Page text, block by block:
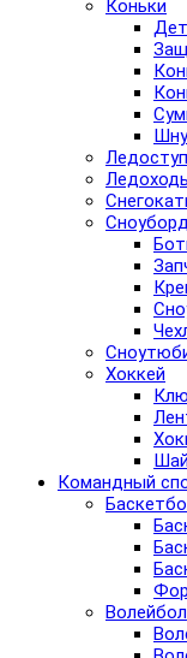
Коньки
Хоккей
Командный
Волейбол